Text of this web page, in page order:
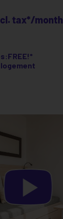
tax*/month